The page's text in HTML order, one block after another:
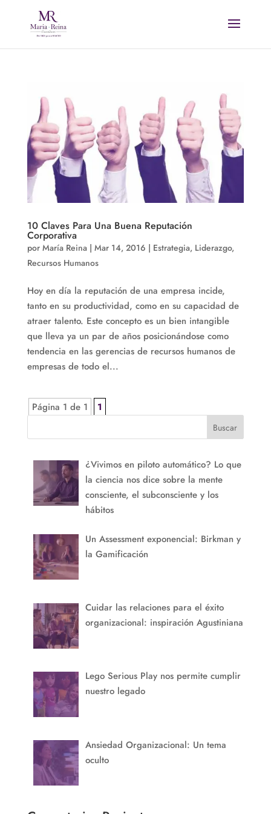
10 Claves Para Una Buena Reputación
Corporativa
por María Reina| Mar 14, 2016 | Estrategia, Liderazgo,
Recursos Humanos
Hoy en día la reputación de una empresa incide,
tanto en su productividad, como en su capacidad de
atraer talento. Este concepto es un bien intangible
que lleva ya un par de años posicionándose como
tendencia en las gerencias de recursos humanos de
empresas de todo el...
Página 1 de 1 1
Buscar
¿Vivimos en piloto automático? Lo que
la ciencia nos dice sobre la mente
consciente, el subconsciente y los
hábitos
Un Assessment exponencial: Birkman y
la Gamificación
Cuidar las relaciones para el éxito
organizacional: inspiración Agustiniana
Lego Serious Play nos permite cumplir
nuestro legado
Ansiedad Organizacional: Un tema
oculto